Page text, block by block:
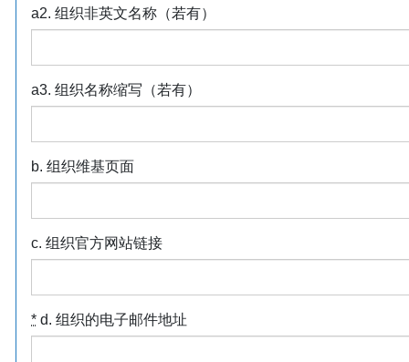
a2. 组织非英文名称（若有）
a3. 组织名称缩写（若有）
b. 组织维基页面
c. 组织官方网站链接
* d. 组织的电子邮件地址